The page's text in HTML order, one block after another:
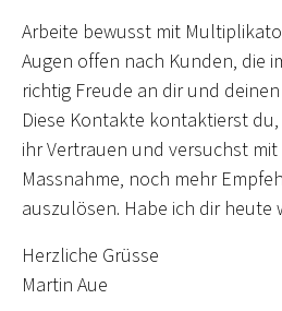
Arbeite bewusst mit
Augen offen nach Kunden, die
richtig Freude an dir und
Diese Kontakte kontaktierst
ihr Vertrauen und versuchst
Massnahme, noch mehr
auszulösen. Habe ich dir heute
Herzliche Grüsse
Martin Aue